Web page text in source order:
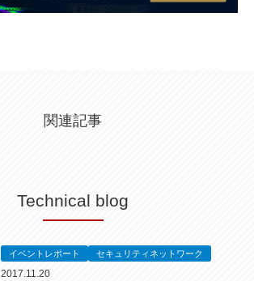
関連記事
Technical blog
イベントレポート セキュリティネットワーク
2017.11.20